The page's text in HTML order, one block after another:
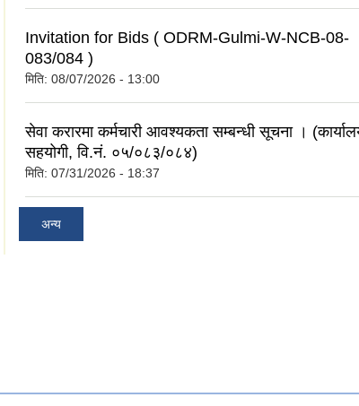
Invitation for Bids ( ODRM-Gulmi-W-NCB-08-
083/084 )
मिति: 08/07/2026 - 13:00
सेवा करारमा कर्मचारी आवश्यकता सम्बन्धी सूचना ।
सहयोगी, वि.नं. ०५/०८३/०८४)
मिति: 07/31/2026 - 18:37
अन्य